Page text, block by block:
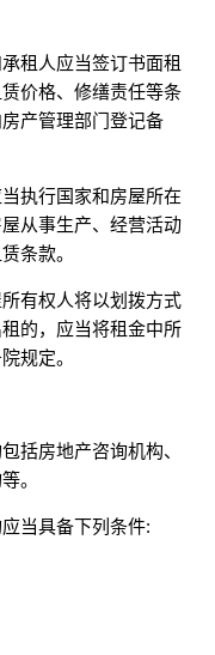
租人应当签订书面租
价格、修缮责任等条
产管理部门登记备
执行国家和房屋所在
从事生产、经营活动
条款。
有权人将以划拨方式
的，应当将租金中所
规定。
括房地产咨询机构、
。
当具备下列条件: